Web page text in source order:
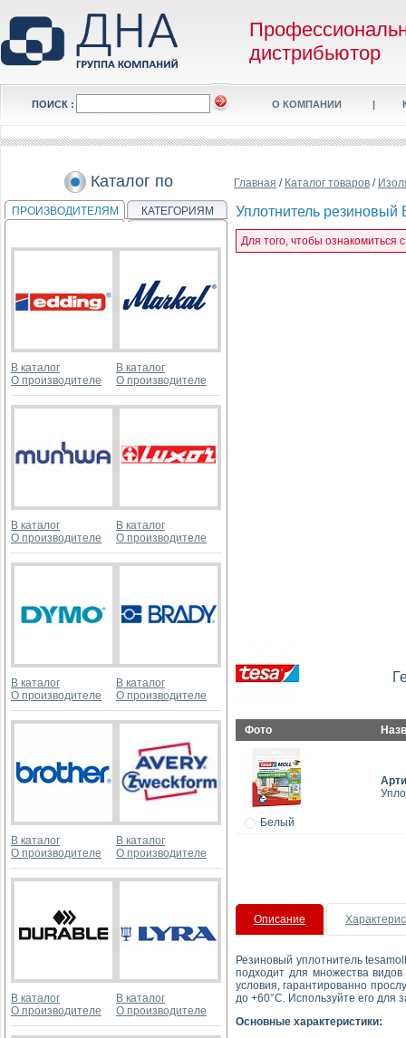
дистрибьютор
ПОИСК : О КОМПАНИИ |
Каталог по
ПРОИЗВОДИТЕЛЯМ КАТЕГОРИЯМ
В каталог
О производителе
В каталог
О производителе
В каталог
О производителе
В каталог
О производителе
В каталог
О производителе
В каталог
О производителе
В каталог
О производителе
В каталог
О производителе
В каталог
О производителе
В каталог
О производителе
Главная / Каталог товаров /
Уплотнитель
Для того, чтобы
Фото
Белый
Описание
Резиновый уплотнитель
подходит для множества
условия, гарантированно
до +60°C. Используйте его для
Основные характеристики: